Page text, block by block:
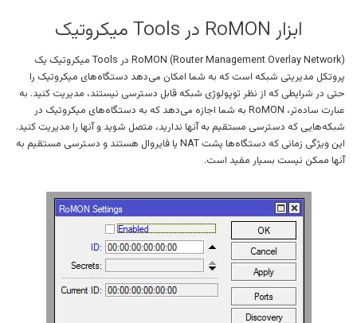
ابزار RoMON در Tools میکروتیک
RoMON (Router Management Overlay Network) در Tools میکروتیک یک
پروتکل مدیریتی شبکه است که به شما امکان می‌دهد دستگاه‌های میکروتیک را
حتی در شرایطی که از نظر توپولوژی شبکه قابل دسترسی نیستند، مدیریت کنید. به
عبارت ساده‌تر، RoMON به شما اجازه می‌دهد که به دستگاه‌های میکروتیک در
شبکه‌هایی که دسترسی مستقیم به آنها ندارید، متصل شوید و آنها را مدیریت کنید.
این ویژگی زمانی که دستگاه‌ها پشت NAT یا فایروال هستند و دسترسی مستقیم به
آنها ممکن نیست بسیار مفید است.